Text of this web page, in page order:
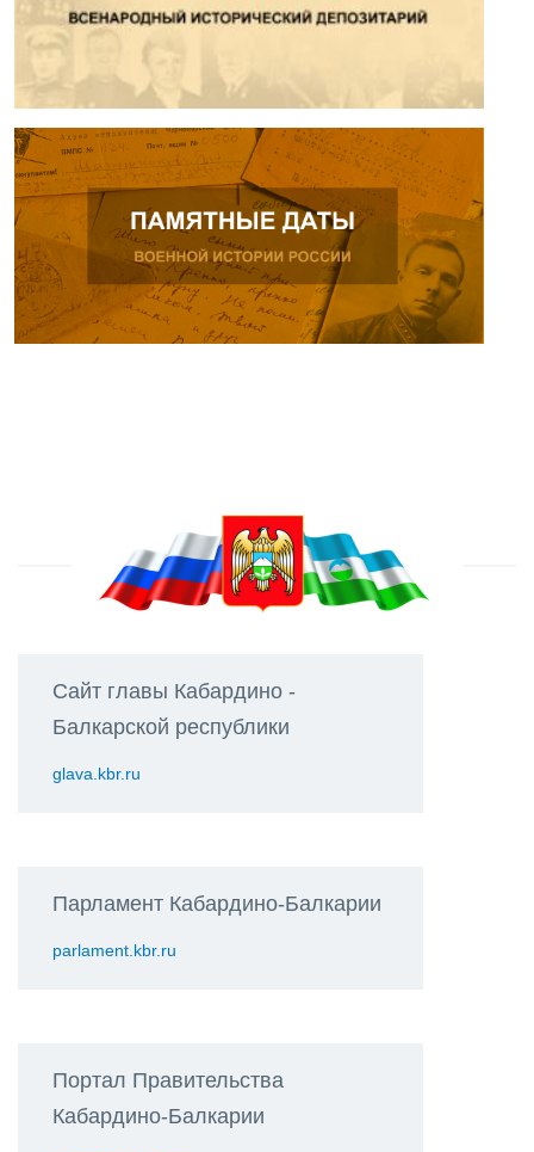
Сайт главы Кабардино -
Балкарской республики
glava.kbr.ru
Парламент Кабардино-Балкарии
parlament.kbr.ru
Портал Правительства
Кабардино-Балкарии